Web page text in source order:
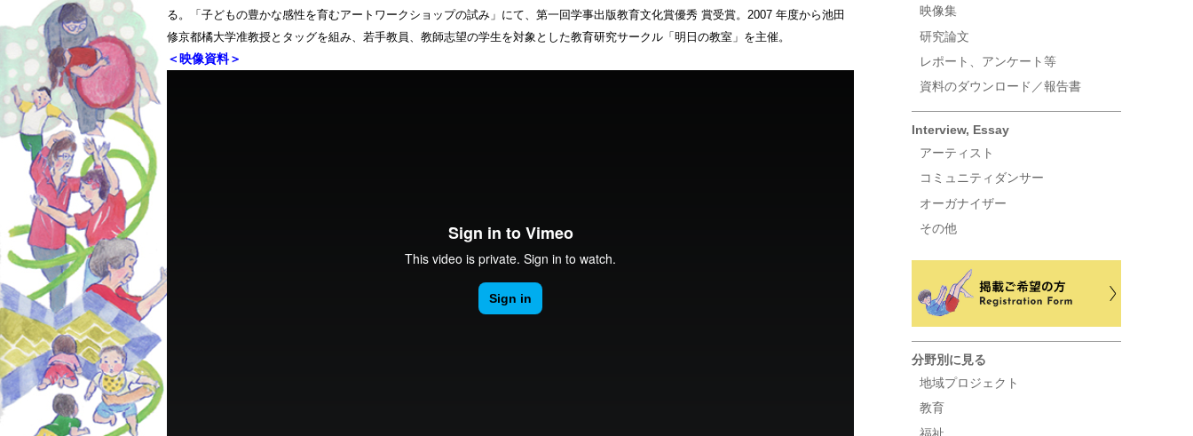
映像集
研究論文
レポート、アンケート等
資料のダウンロード／報告書
Interview, Essay
アーティスト
コミュニティダンサー
オーガナイザー
その他
分野別に見る
地域プロジェクト
教育
福祉
る。「子どもの豊かな感性を育むアートワークショップの試み」にて、第一回学事出版教育文化賞優秀 賞受賞。2007 年度から池田
修京都橘大学准教授とタッグを組み、若手教員、教師志望の学生を対象とした教育研究サークル「明日の教室」を主催。
＜映像資料＞